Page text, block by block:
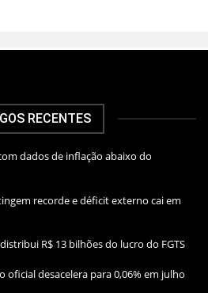
RECENTES
dados de inflação abaixo do
recorde e déficit externo cai em
R$ 13 bilhões do lucro do FGTS
oficial desacelera para 0,06% em julho